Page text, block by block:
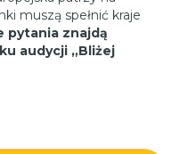
muszą spełnić kraje
pytania znajdą
audycji „Bliżej